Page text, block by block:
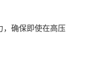
确保即使在高压